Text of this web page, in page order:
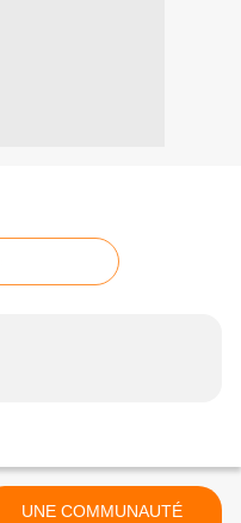
UNE COMMUNAUTÉ